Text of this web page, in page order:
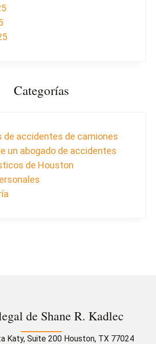
Categorías
de accidentes de camiones
un abogado de accidentes
de Houston
de Shane R. Kadlec
Katy, Suite 200 Houston, TX 77024